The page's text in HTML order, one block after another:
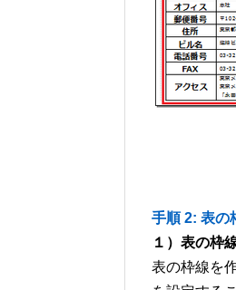
手順 2: 表の
１）表の枠
表の枠線を